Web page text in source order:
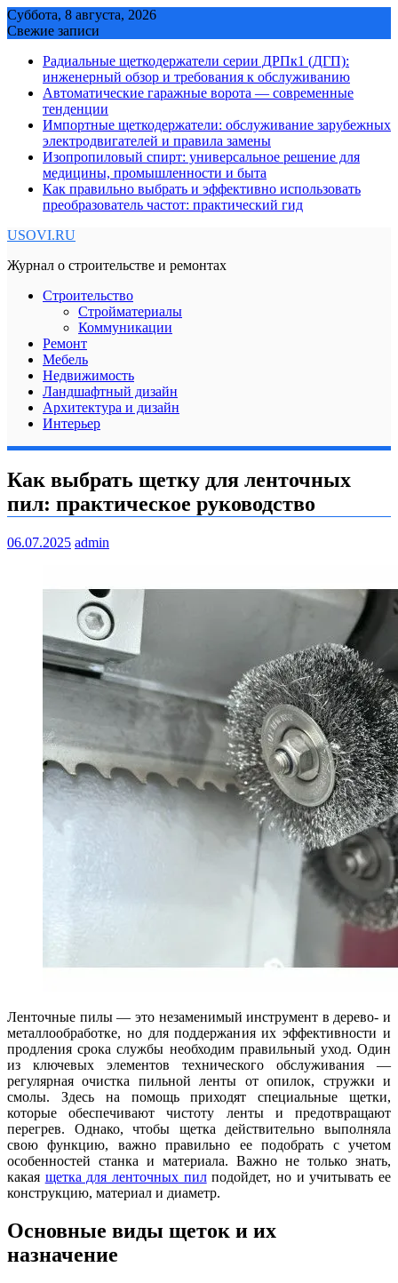
Skip
to
Суббота, 8 августа, 2026
Свежие записи
Радиальные щеткодержатели серии ДРПк1 (ДГП):
инженерный обзор и требования к обслуживанию
Автоматические гаражные ворота — современные
тенденции
Импортные щеткодержатели: обслуживание зарубежных
электродвигателей и правила замены
Изопропиловый спирт: универсальное решение для
медицины, промышленности и быта
Как правильно выбрать и эффективно использовать
преобразователь частот: практический гид
USOVI.RU
Журнал о строительстве и ремонтах
Строительство
Стройматериалы
Коммуникации
Ремонт
Мебель
Недвижимость
Ландшафтный дизайн
Архитектура и дизайн
Интерьер
Как выбрать щетку для ленточных
пил: практическое руководство
06.07.2025 admin
Ленточные пилы — это незаменимый инструмент в дерево- и
металлообработке, но для поддержания их эффективности и
продления срока службы необходим правильный уход. Один
из ключевых элементов технического обслуживания —
регулярная очистка пильной ленты от опилок, стружки и
смолы. Здесь на помощь приходят специальные щетки,
которые обеспечивают чистоту ленты и предотвращают
перегрев. Однако, чтобы щетка действительно выполняла
свою функцию, важно правильно ее подобрать с учетом
особенностей станка и материала. Важно не только знать,
какая щетка для ленточных пилподойдет, но и учитывать ее
конструкцию, материал и диаметр.
Основные виды щеток и их
назначение